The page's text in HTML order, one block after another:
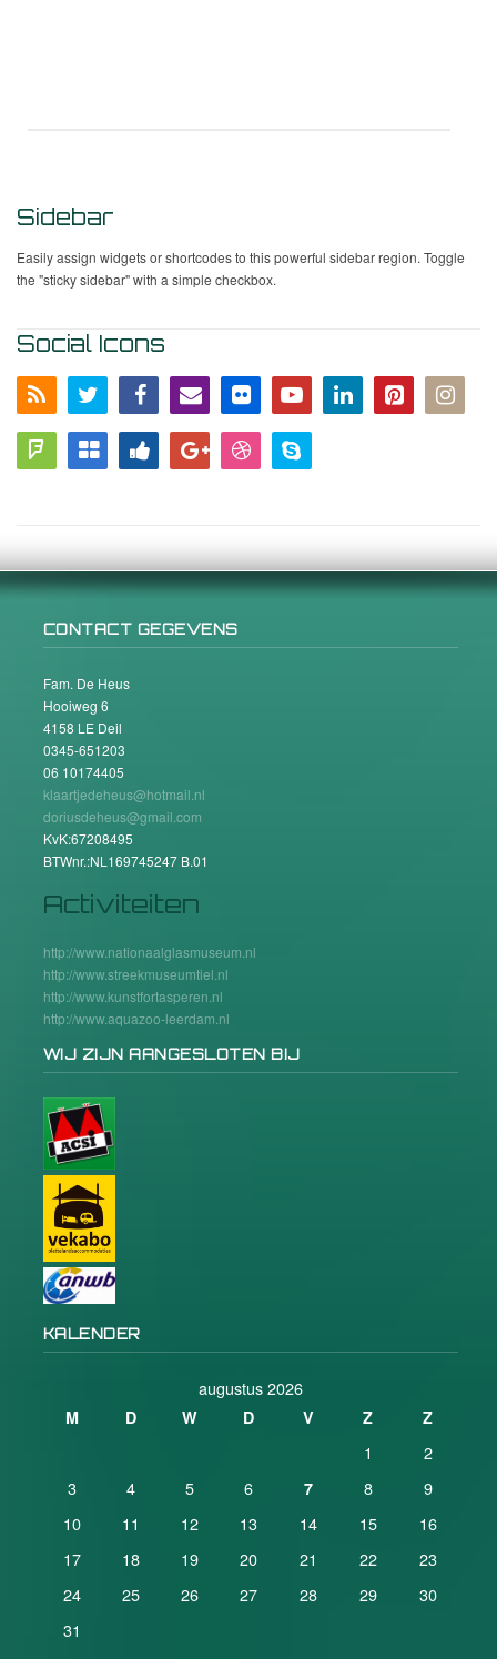
Sidebar
Easily assign widgets or shortcodes to this powerful sidebar region. Toggle
the "sticky sidebar" with a simple checkbox.
Social Icons
CONTACT GEGEVENS
Fam. De Heus
Hooiweg 6
4158 LE Deil
0345-651203
06 10174405
klaartjedeheus@hotmail.nl
doriusdeheus@gmail.com
KvK:67208495
BTWnr.:NL169745247 B.01
Activiteiten
http://www.nationaalglasmuseum.nl
http://www.streekmuseumtiel.nl
http://www.kunstfortasperen.nl
http://www.aquazoo-leerdam.nl
WIJ ZIJN AANGESLOTEN BIJ
KALENDER
augustus 2026
M D W D V Z Z
1
2
3
4 5 6 7 8
9
10
11 12 13 14 15
16
17
18 19 20 21 22
23
24
25 26 27 28 29
30
31